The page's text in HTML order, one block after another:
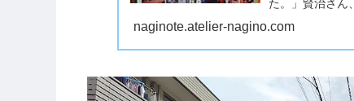
た。」賢治さん
ードを初めて聞
naginote.atelier-nagino.com